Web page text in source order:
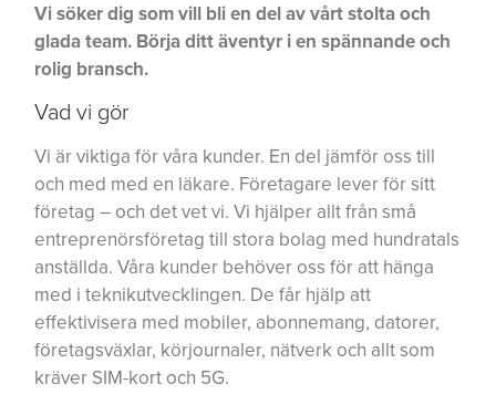
Vi söker dig som vill bli en del av vårt stolta och
glada team. Börja ditt äventyr i en spännande och
rolig bransch.
Vad vi gör
Vi är viktiga för våra kunder. En del jämför oss till
och med med en läkare. Företagare lever för sitt
företag – och det vet vi. Vi hjälper allt från små
entreprenörsföretag till stora bolag med hundratals
anställda. Våra kunder behöver oss för att hänga
med i teknikutvecklingen. De får hjälp att
effektivisera med mobiler, abonnemang, datorer,
företagsväxlar, körjournaler, nätverk och allt som
kräver SIM-kort och 5G.